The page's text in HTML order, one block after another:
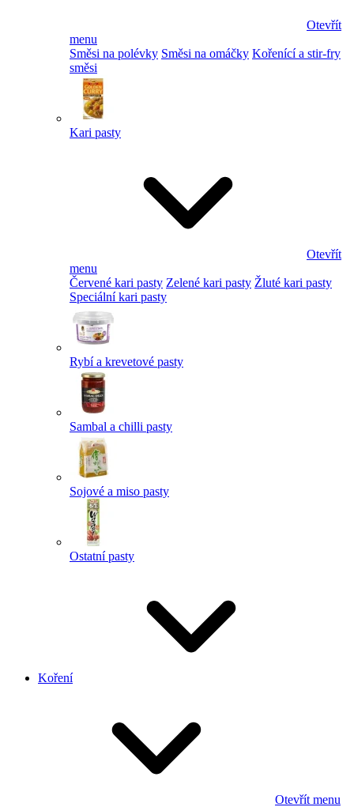
Otevřít
menu
Směsi na polévky Směsi na omáčky Kořenící a stir-fry
směsi
Kari pasty
Otevřít
menu
Červené kari pasty Zelené kari pasty Žluté kari pasty
Speciální kari pasty
Rybí a krevetové pasty
Sambal a chilli pasty
Sojové a miso pasty
Ostatní pasty
Koření
Otevřít menu